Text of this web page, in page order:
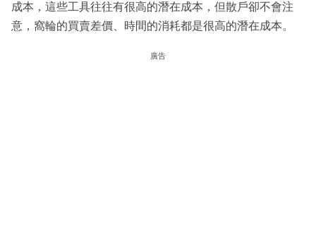
成本，這些工具往往有很高的潛在成本，但散戶卻不會注
意，窩輪的買賣差價、時間的消耗都是很高的潛在成本。
廣告